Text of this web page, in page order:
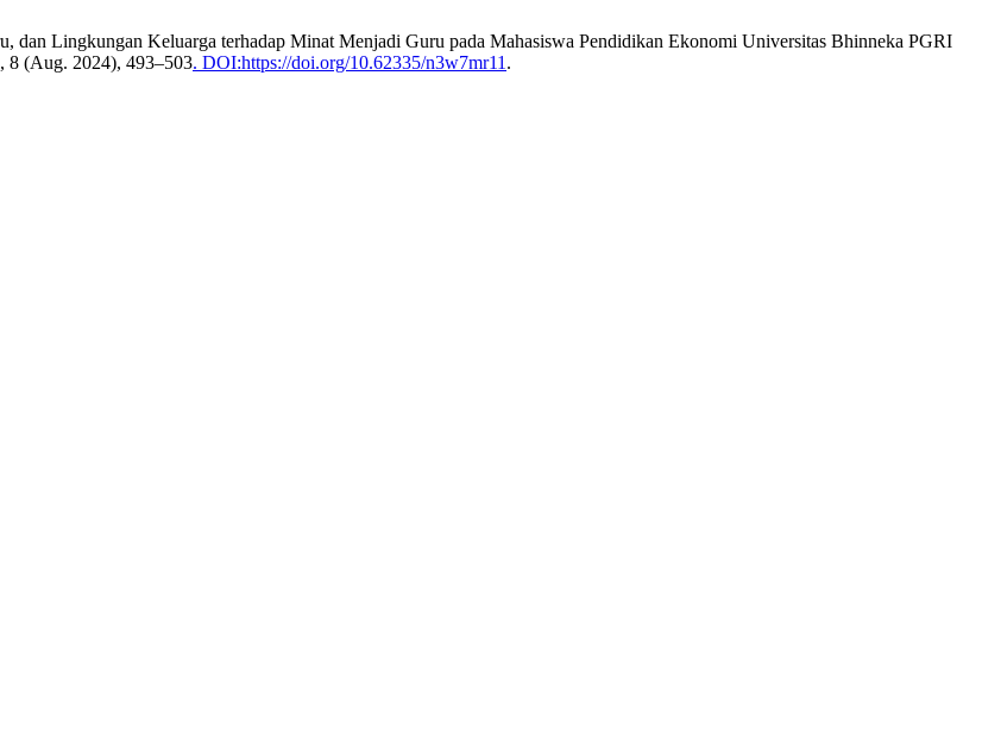
dan Lingkungan Keluarga terhadap Minat Menjadi Guru pada Mahasiswa Pendidikan Ekonomi Universitas Bhinneka PGRI
8 (Aug. 2024), 493–503. DOI:https://doi.org/10.62335/n3w7mr11 .